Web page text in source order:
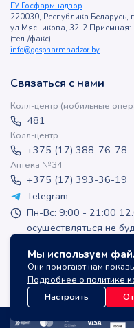
Мы используем
Они помогают нам
Подробнее о политике
Настроить
ГУ Госфармнадзор
220030, Республика Беларусь,
ул.Мясникова, 32-2 Приемная:
(тел./факс)
info@gospharmnadzor.by
Связаться с нами
Колл-центр (мобильные
481
Колл-центр
+375 (17) 388-76-78
Аптека №34
+375 (17) 393-36-19
Telegram
Пн-Вс: 9:00 - 21:00
осуществляться не
inlek_apteka
inlek_apteka